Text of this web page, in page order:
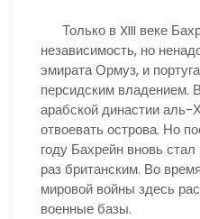
Только в XIII веке
независимость, но
эмирата Ормуз, и
персидским владением.
арабской династии
отвоевать острова. Но
году Бахрейн вновь
раз британским. Во
мировой войны здесь
военные базы.